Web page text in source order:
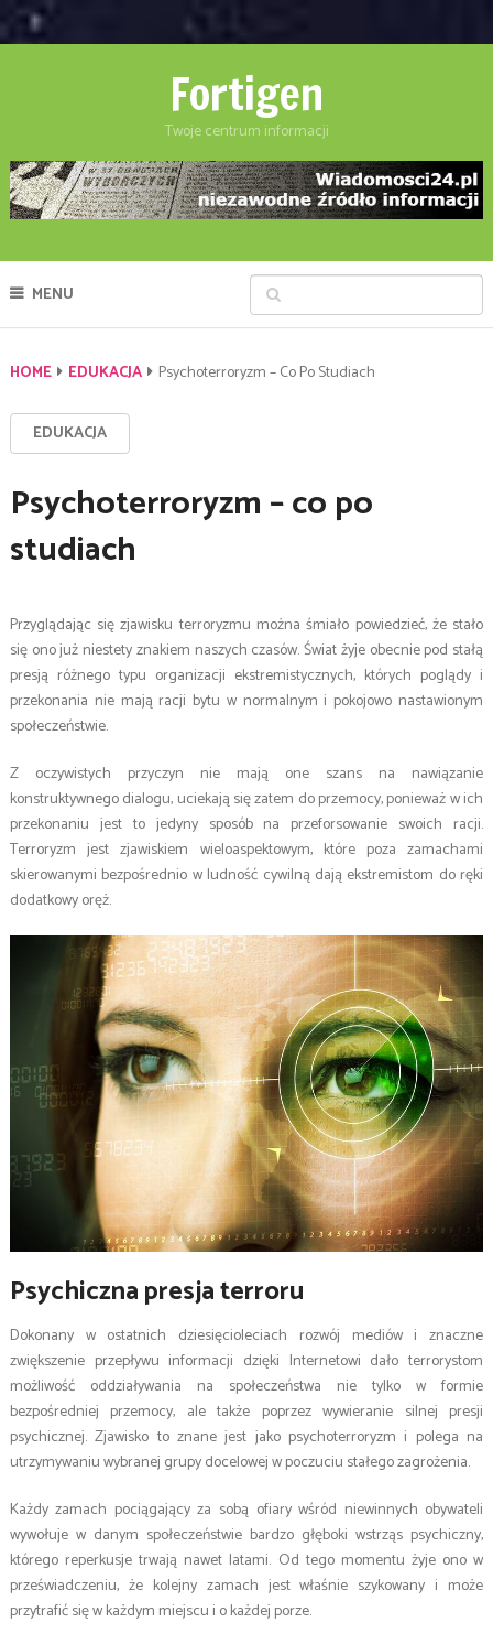
Fortigen
Twoje centrum informacji
MENU
HOME EDUKACJA Psychoterroryzm – Co Po Studiach
EDUKACJA
Psychoterroryzm – co po
studiach
Przyglądając się zjawisku terroryzmu można śmiało powiedzieć, że stało
się ono już niestety znakiem naszych czasów. Świat żyje obecnie pod stałą
presją różnego typu organizacji ekstremistycznych, których poglądy i
przekonania nie mają racji bytu w normalnym i pokojowo nastawionym
społeczeństwie.
Z oczywistych przyczyn nie mają one szans na nawiązanie
konstruktywnego dialogu, uciekają się zatem do przemocy, ponieważ w ich
przekonaniu jest to jedyny sposób na przeforsowanie swoich racji.
Terroryzm jest zjawiskiem wieloaspektowym, które poza zamachami
skierowanymi bezpośrednio w ludność cywilną dają ekstremistom do ręki
dodatkowy oręż.
Psychiczna presja terroru
Dokonany w ostatnich dziesięcioleciach rozwój mediów i znaczne
zwiększenie przepływu informacji dzięki Internetowi dało terrorystom
możliwość oddziaływania na społeczeństwa nie tylko w formie
bezpośredniej przemocy, ale także poprzez wywieranie silnej presji
psychicznej. Zjawisko to znane jest jako psychoterroryzm i polega na
utrzymywaniu wybranej grupy docelowej w poczuciu stałego zagrożenia.
Każdy zamach pociągający za sobą ofiary wśród niewinnych obywateli
wywołuje w danym społeczeństwie bardzo głęboki wstrząs psychiczny,
którego reperkusje trwają nawet latami. Od tego momentu żyje ono w
przeświadczeniu, że kolejny zamach jest właśnie szykowany i może
przytrafić się w każdym miejscu i o każdej porze.